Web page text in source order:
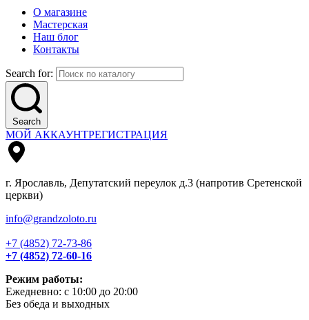
О магазине
Мастерская
Наш блог
Контакты
Search for:
Search
МОЙ АККАУНТРЕГИСТРАЦИЯ
г. Ярославль, Депутатский переулок д.3 (напротив Сретенской
церкви)
info@grandzoloto.ru
+7 (4852) 72-73-86
+7 (4852) 72-60-16
Режим работы:
Ежедневно: с 10:00 до 20:00
Без обеда и выходных